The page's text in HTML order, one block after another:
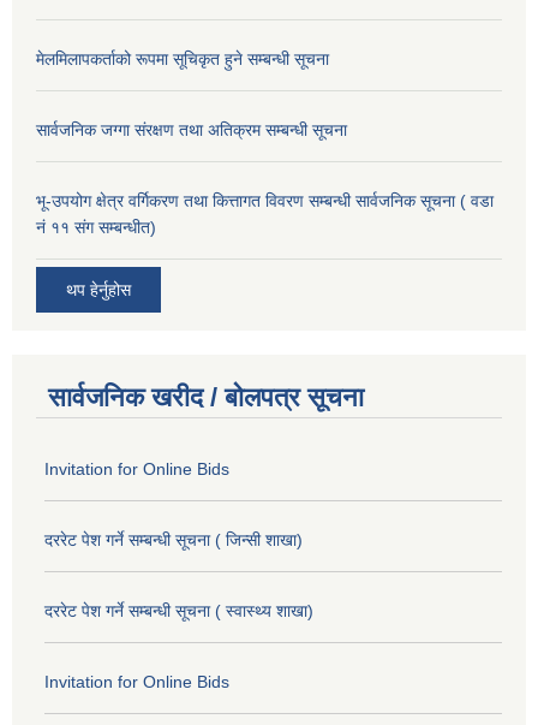
मेलमिलापकर्ताको रूपमा सूचिकृत हुने सम्बन्धी सूचना
सार्वजनिक जग्गा संरक्षण तथा अतिक्रम सम्बन्धी सूचना
भू-उपयोग क्षेत्र वर्गिकरण तथा कित्तागत विवरण सम्बन्धी सार्वजनिक सूचना ( वडा
नं ११ संग सम्बन्धीत)
थप हेर्नुहोस
सार्वजनिक खरीद / बोलपत्र सूचना
Invitation for Online Bids
दररेट पेश गर्ने सम्बन्धी सूचना ( जिन्सी शाखा)
दररेट पेश गर्ने सम्बन्धी सूचना ( स्वास्थ्य शाखा)
Invitation for Online Bids